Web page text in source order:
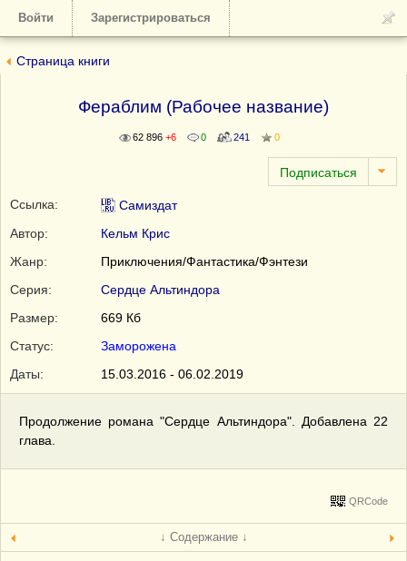
Войти Зарегистрироваться
Страница книги
Фераблим (Рабочее название)
62 896 +6 0 241 0
Ссылка:
Самиздат
Автор:
Кельм Крис
Жанр:
Приключения/Фантастика/Фэнтези
Серия:
Сердце Альтиндора
Размер:
669 Кб
Статус:
Заморожена
Даты:
15.03.2016 - 06.02.2019
Продолжение романа "Сердце Альтиндора". Добавлена 22
глава.
QRCode
↓ Содержание ↓